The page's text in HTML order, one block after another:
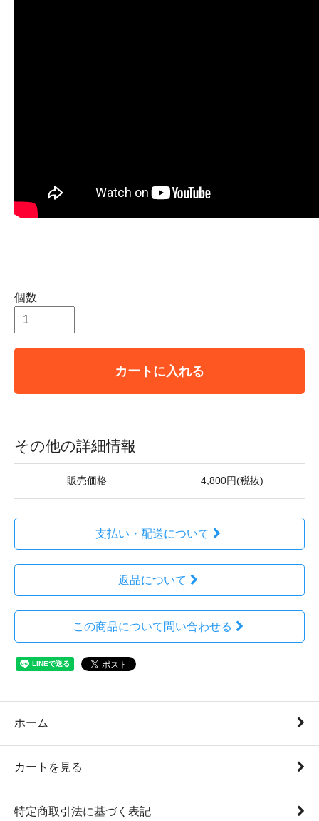
個数
カートに入れる
その他の詳細情報
販売価格 4,800円(税抜)
支払い・配送について
返品について
この商品について問い合わせる
ホーム
カートを見る
特定商取引法に基づく表記